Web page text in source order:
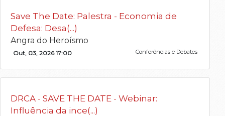
Save The Date: Palestra - Economia de
Defesa: Desa(...)
Angra do Heroísmo
Out, 03, 2026 17:00 Conferências e Debates
DRCA - SAVE THE DATE - Webinar:
Influência da ince(...)